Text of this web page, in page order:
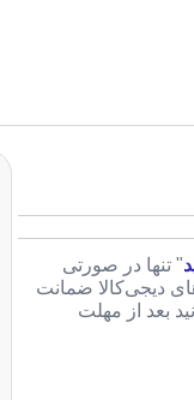
" تنها در صورتی
دیجی‌کالا ضمانت
بعد از مهلت